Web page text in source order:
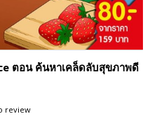
ตอน ค้นหาเคล็ดลับสุขภาพดี
review